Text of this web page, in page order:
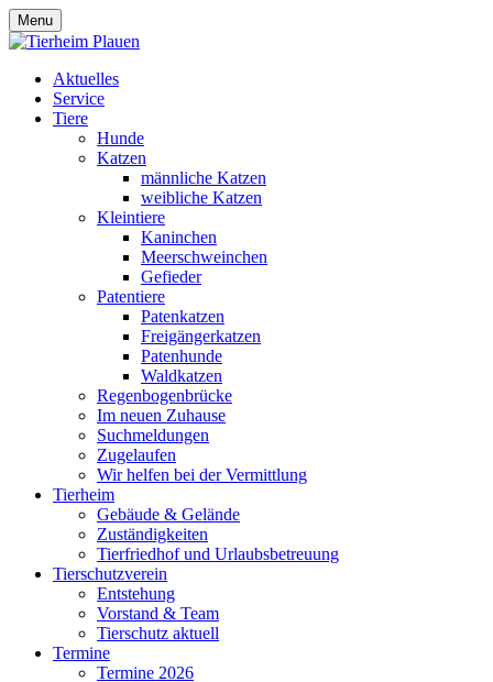
Menu
Aktuelles
Service
Tiere
Hunde
Katzen
männliche Katzen
weibliche Katzen
Kleintiere
Kaninchen
Meerschweinchen
Gefieder
Patentiere
Patenkatzen
Freigängerkatzen
Patenhunde
Waldkatzen
Regenbogenbrücke
Im neuen Zuhause
Suchmeldungen
Zugelaufen
Wir helfen bei der Vermittlung
Tierheim
Gebäude & Gelände
Zuständigkeiten
Tierfriedhof und Urlaubsbetreuung
Tierschutzverein
Entstehung
Vorstand & Team
Tierschutz aktuell
Termine
Termine 2026